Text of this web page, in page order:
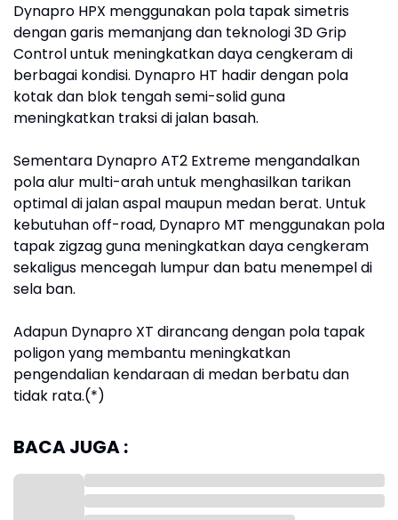
Dynapro HPX menggunakan pola tapak simetris
dengan garis memanjang dan teknologi 3D Grip
Control untuk meningkatkan daya cengkeram di
berbagai kondisi. Dynapro HT hadir dengan pola
kotak dan blok tengah semi-solid guna
meningkatkan traksi di jalan basah.
Sementara Dynapro AT2 Extreme mengandalkan
pola alur multi-arah untuk menghasilkan tarikan
optimal di jalan aspal maupun medan berat. Untuk
kebutuhan off-road, Dynapro MT menggunakan pola
tapak zigzag guna meningkatkan daya cengkeram
sekaligus mencegah lumpur dan batu menempel di
sela ban.
Adapun Dynapro XT dirancang dengan pola tapak
poligon yang membantu meningkatkan
pengendalian kendaraan di medan berbatu dan
tidak rata.(*)
BACA JUGA :